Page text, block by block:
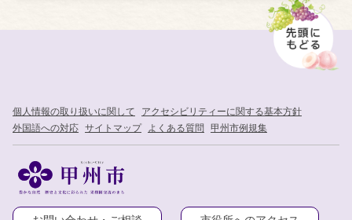
個人情報の取り扱いに関して アクセシビリティーに関する基本方針
外国語への対応 サイトマップ よくある質問 甲州市例規集